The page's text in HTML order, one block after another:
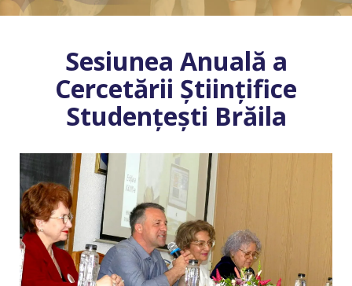
Sesiunea Anuală a
Cercetării Științifice
Studențești Brăila